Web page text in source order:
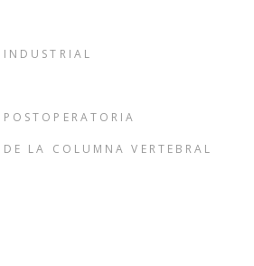
LA COLUMNA VERTEBRAL